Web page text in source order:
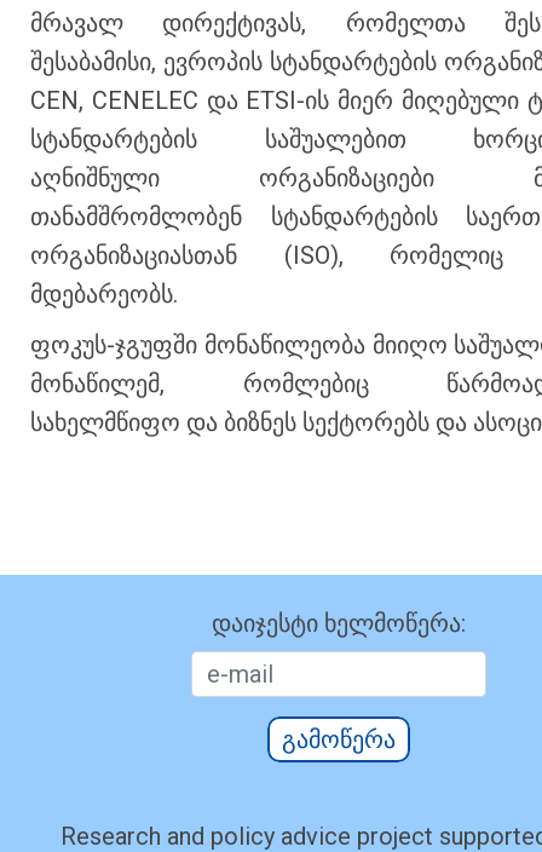
მრავალ დირექტივას, რომელთა
შესაბამისი, ევროპის სტანდარტების
CEN, CENELEC და ETSI-ის მიერ მიღებული
სტანდარტების საშუალებით
აღნიშნული ორგანიზაციები
თანამშრომლობენ სტანდარტების
ორგანიზაციასთან (ISO), რომელიც
მდებარეობს.
ფოკუს-ჯგუფში მონაწილეობა მიიღო
მონაწილემ, რომლებიც
სახელმწიფო და ბიზნეს სექტორებს და
დაიჯესტი ხელმოწერა:
გამოწერა
Research and policy advice project